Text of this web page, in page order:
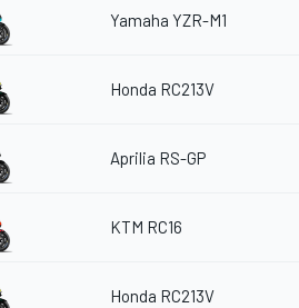
Yamaha YZR-M1
Honda RC213V
Aprilia RS-GP
KTM RC16
Honda RC213V